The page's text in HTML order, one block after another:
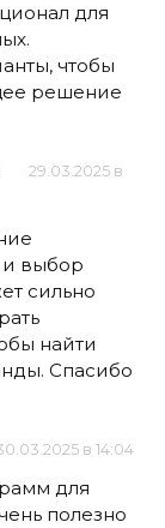
для
чтобы
решение
29.03.2025 в
и выбор
сильно
найти
Спасибо
в 14:04
для
полезно